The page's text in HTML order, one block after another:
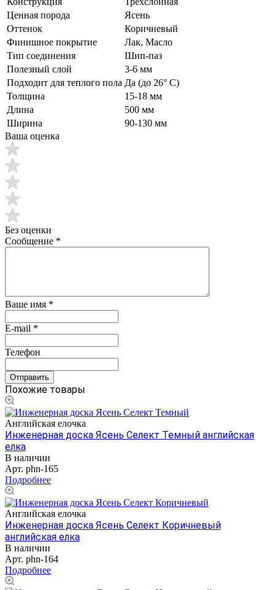
Ценная порода
Ясень
Оттенок
Коричневый
Финишное покрытие
Лак, Масло
Тип соединения
Шип-паз
Полезный слой
3-6 мм
Подходит для теплого пола Да (до 26° C)
Толщина
15-18 мм
Длина
500 мм
Ширина
90-130 мм
Ваша оценка
Без оценки
Сообщение *
Ваше имя *
E-mail *
Телефон
Похожие товары
Английская елочка
Инженерная доска Ясень Селект Темный английская
елка
В наличии
Арт. phn-165
Подробнее
Английская елочка
Инженерная доска Ясень Селект Коричневый
английская елка
В наличии
Арт. phn-164
Подробнее